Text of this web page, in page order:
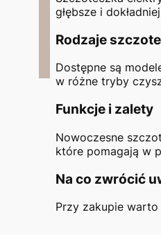
głębsze i
Rodzaje
Dostępne są
w różne tryby
Funkcje i zalety
Nowoczesne
które pomagają w
Na co zwrócić
Przy zakupie